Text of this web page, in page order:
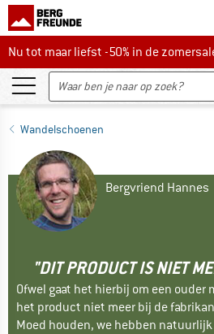
Nu tot maar liefst -50% in de zomersale!
Nu tot maar liefst -50% in de
Wandelschoenen
Bergvriend Hannes
"DIT PRODUCT IS NIET
Ofwel gaat het hierbij om een ouder
het product niet meer bij de
Moed houden, we hebben